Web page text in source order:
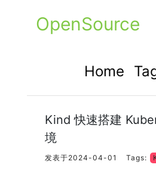
OpenSource
Home
Kind 快速搭建
境
发表于2024-04-01 Tags: